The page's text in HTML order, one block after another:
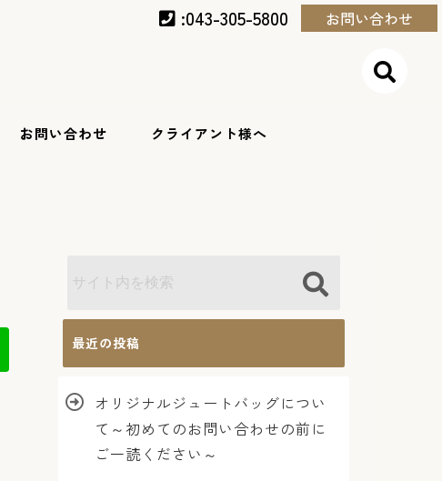
お問い合わせ
:043-305-5800
お問い合わせ クライアント様へ
最近の投稿
オリジナルジュートバッグについ
て～初めてのお問い合わせの前に
ご一読ください～